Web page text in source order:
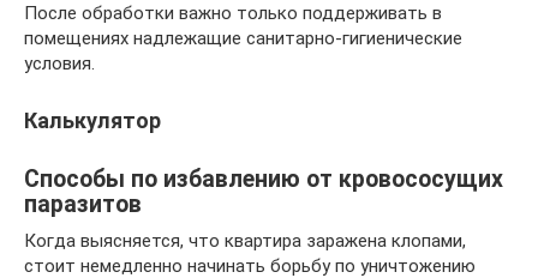
После обработки важно только поддерживать в
помещениях надлежащие санитарно-гигиенические
условия.
Калькулятор
Способы по избавлению от кровососущих
паразитов
Когда выясняется, что квартира заражена клопами,
стоит немедленно начинать борьбу по уничтожению